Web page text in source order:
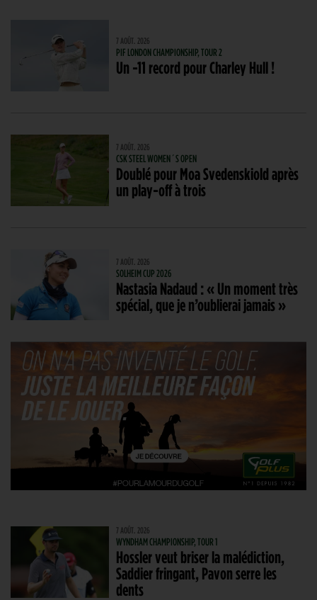
7 AOÛT. 2026
PIF LONDON CHAMPIONSHIP, TOUR 2
Un -11 record pour Charley Hull !
7 AOÛT. 2026
CSK STEEL WOMEN´S OPEN
Doublé pour Moa Svedenskiold après
un play-off à trois
7 AOÛT. 2026
SOLHEIM CUP 2026
Nastasia Nadaud : « Un moment très
spécial, que je n’oublierai jamais »
7 AOÛT. 2026
WYNDHAM CHAMPIONSHIP, TOUR 1
Hossler veut briser la malédiction,
Saddier fringant, Pavon serre les
dents